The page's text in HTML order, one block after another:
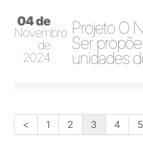
04 de
Novembro
de
2024
Projeto O
Ser
unidades
< 1 2 3 4 5